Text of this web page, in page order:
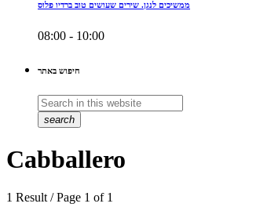
ממשיכים לנגן. שירים שעושים טוב ברדיו פלוס
08:00 - 10:00
חיפוש באתר
search
Cabballero
1 Result / Page 1 of 1